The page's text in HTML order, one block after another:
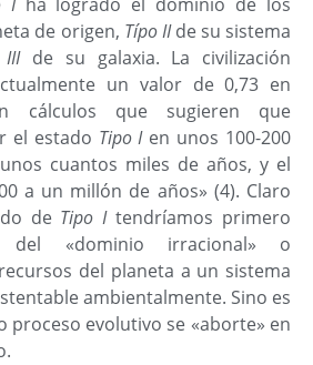
I ha logrado el dominio de los
de origen, Típo IIde su sistema
III de su galaxia. La civilización
un valor de 0,73 en
cálculos que sugieren que
el estado Tipo Ien unos 100-200
cuantos miles de años, y el
a un millón de años» (4). Claro
de Tipo Itendríamos primero
del «dominio irracional» o
del planeta a un sistema
ambientalmente. Sino es
proceso evolutivo se «aborte» en